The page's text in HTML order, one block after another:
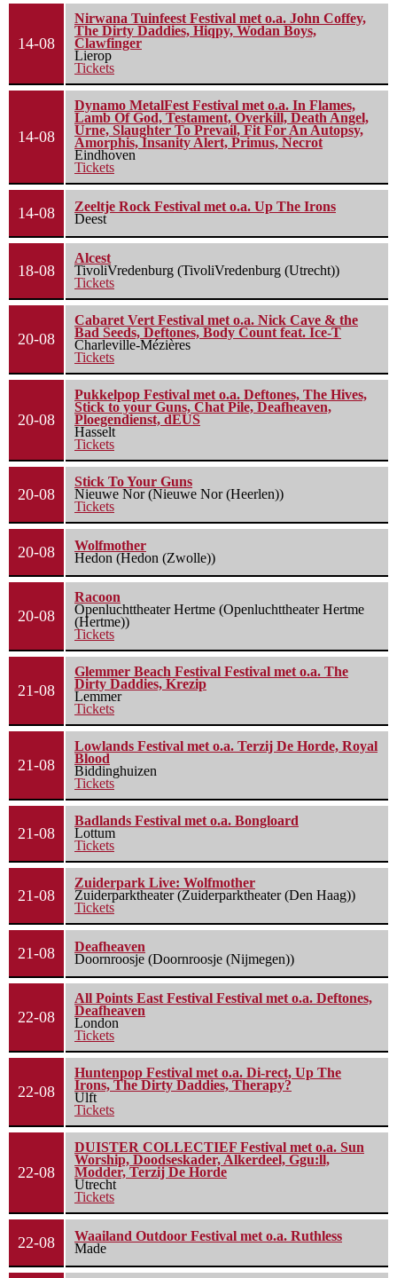
14-08
Nirwana Tuinfeest Festival met o.a. John Coffey,
The Dirty Daddies, Hiqpy, Wodan Boys,
Clawfinger
Lierop
Tickets
14-08
Dynamo MetalFest Festival met o.a. In Flames,
Lamb Of God, Testament, Overkill, Death Angel,
Urne, Slaughter To Prevail, Fit For An Autopsy,
Amorphis, Insanity Alert, Primus, Necrot
Eindhoven
Tickets
14-08
Zeeltje Rock Festival met o.a. Up The Irons
Deest
18-08
Alcest
TivoliVredenburg (TivoliVredenburg (Utrecht))
Tickets
20-08
Cabaret Vert Festival met o.a. Nick Cave & the
Bad Seeds, Deftones, Body Count feat. Ice-T
Charleville-Mézières
Tickets
20-08
Pukkelpop Festival met o.a. Deftones, The Hives,
Stick to your Guns, Chat Pile, Deafheaven,
Ploegendienst, dEUS
Hasselt
Tickets
20-08
Stick To Your Guns
Nieuwe Nor (Nieuwe Nor (Heerlen))
Tickets
20-08
Wolfmother
Hedon (Hedon (Zwolle))
20-08
Racoon
Openluchttheater Hertme (Openluchttheater Hertme
(Hertme))
Tickets
21-08
Glemmer Beach Festival Festival met o.a. The
Dirty Daddies, Krezip
Lemmer
Tickets
21-08
Lowlands Festival met o.a. Terzij De Horde, Royal
Blood
Biddinghuizen
Tickets
21-08
Badlands Festival met o.a. Bongloard
Lottum
Tickets
21-08
Zuiderpark Live: Wolfmother
Zuiderparktheater (Zuiderparktheater (Den Haag))
Tickets
21-08
Deafheaven
Doornroosje (Doornroosje (Nijmegen))
22-08
All Points East Festival Festival met o.a. Deftones,
Deafheaven
London
Tickets
22-08
Huntenpop Festival met o.a. Di-rect, Up The
Irons, The Dirty Daddies, Therapy?
Ulft
Tickets
22-08
DUISTER COLLECTIEF Festival met o.a. Sun
Worship, Doodseskader, Alkerdeel, Ggu:ll,
Modder, Terzij De Horde
Utrecht
Tickets
22-08
Waailand Outdoor Festival met o.a. Ruthless
Made